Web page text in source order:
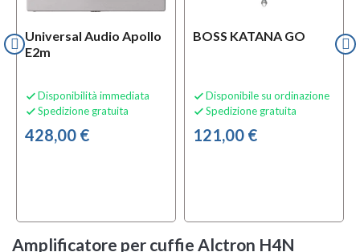
Universal Audio Apollo
E2m
 Disponibilità immediata
 Spedizione gratuita
428,00 €
BOSS KATANA GO
 Disponibile su ordinazione
 Spedizione gratuita
121,00 €
Amplificatore per cuffie Alctron H4N